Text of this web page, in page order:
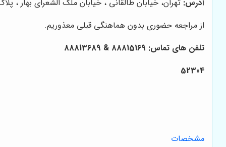
آدرس: تهران، خیابان طالقانی ، خیابان ملک الشعرای بهار ، پلاک 14 ، طبقه
از مراجعه حضوری بدون هماهنگی قبلی معذوریم.
تلفن های تماس: 88815169 & 88813689
52304
مشخصات